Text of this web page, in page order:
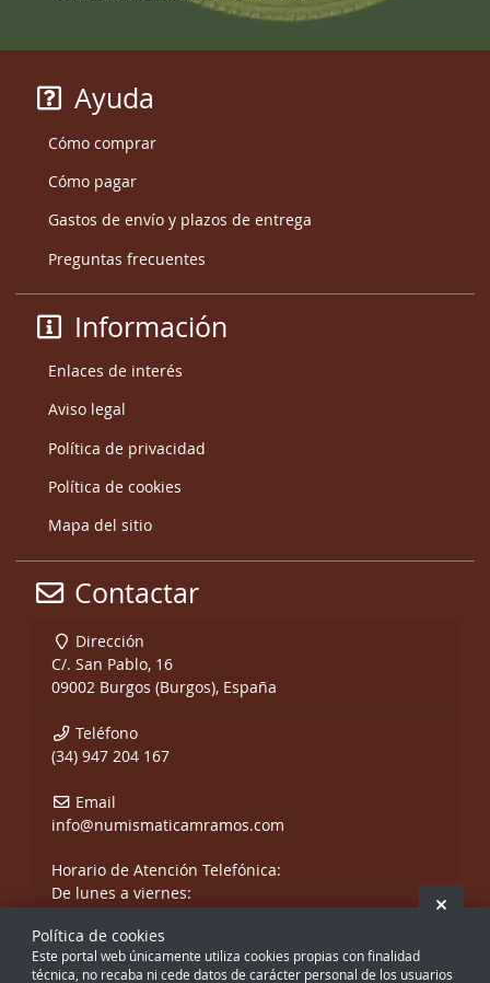
Ayuda
Cómo comprar
Cómo pagar
Gastos de envío y plazos de entrega
Preguntas frecuentes
Información
Enlaces de interés
Aviso legal
Política de privacidad
Política de cookies
Mapa del sitio
Contactar
Dirección
C/. San Pablo, 16
09002 Burgos (Burgos), España
Teléfono
(34) 947 204 167
Email
info@numismaticamramos.com
Horario de Atención Telefónica:
De lunes a viernes:
y de 17:00 a 20:00 h.
Sábados, sólo mañanas.
Política de cookies
Este portal web únicamente utiliza cookies propias con finalidad
técnica, no recaba ni cede datos de carácter personal de los usuarios